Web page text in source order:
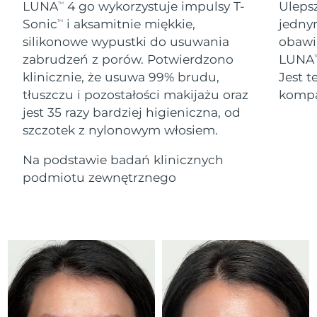
LUNATM
4 go wykorzystuje impulsy T-
SonicTM
i aksamitnie miękkie,
silikonowe wypustki do usuwania
zabrudzeń z porów. Potwierdzono
klinicznie, że usuwa 99% brudu,
tłuszczu i pozostałości makijażu oraz
jest 35 razy bardziej higieniczna, od
szczotek z nylonowym włosiem.
Na podstawie badań klinicznych
podmiotu zewnętrznego
LUNA
Jest
All revitalizing eye massagers
Advanced pore care essentials
Serum
For healthy hair
issa™ Teeth Whitening Gel
18% PAP
Kosmetyki Mężczyźni
Kupuj
FOREO APP
Gibraltar
8/14/26
Grecja
Oczekiwany czas dostawy
SRA Hongkong
(Chiny)
Oczekiwany czas dostawy
8/11/26
Węgry
Oczekiwany czas dostawy
Islandia
Irlandia
Oczekiwany czas dostawy
8/10/26
Wyspa Man
Oczekiwany czas dostawy
8/12/26